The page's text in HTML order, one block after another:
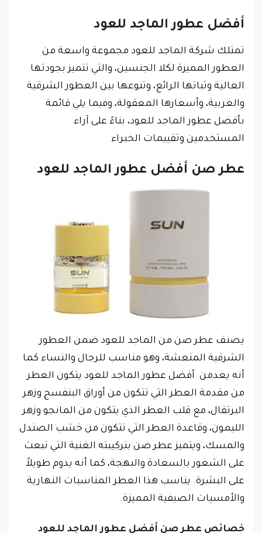
أفضل عطور الماجد للعود
تمتلك شركة الماجد للعود مجموعة واسعة من
العطور المميزة لكلا الجنسين، والتي تتميز بجودتها
العالية وثباتها الرائع، وتنوعها بين العطور الشرقية
والغربية، وأسعارها المعقولة، وفيما يلي قائمة
بأفضل عطور الماجد للعود، بناءً على آراء
المستخدمين وتقييمات الخبراء
عطر صن أفضل عطور الماجد للعود
يصنف عطر صن من الماجد للعود ضمن العطور
الشرقية المنعشة، وهو مناسب للرجال والنساء كما
أنه يعدمن أفضل عطور الماجد للعود يتكون العطر
من مقدمة العطر التي تتكون من أوراق البنفسج وزهر
البرتقال، مع قلب العطر الذي يتكون من المانجو وزهر
الليمون، وقاعدة العطر التي تتكون من خشب الصندل
والمسك، ويتميز عطر صن بتركيبته الغنية التي تبعث
على الشعور بالسعادة والبهجة، كما أنه يدوم طويلاً
على البشرة. يناسب هذا العطر المناسبات النهارية
والأمسيات الصيفية المميزة.
خصائص عطر صن أفضل عطور الماجد للعود